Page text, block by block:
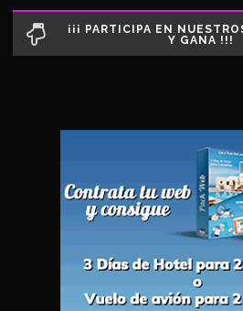
¡¡¡ PARTICIPA EN
Y GANA !!!